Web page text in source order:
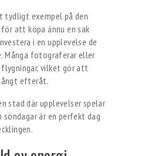
tydligt exempel på den
att köpa ännu en sak
i en upplevelse de
Många fotograferar eller
vilket gör att
efteråt.
stad där upplevelser spelar
är en perfekt dag